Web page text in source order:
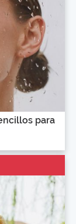
para